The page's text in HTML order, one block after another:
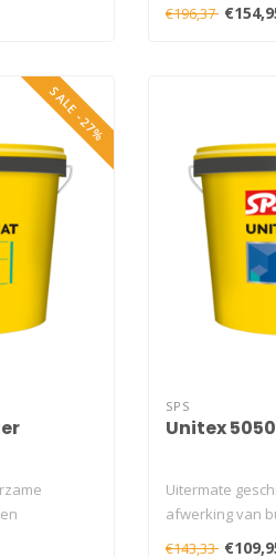
€196,37
SALE -27%
SPS
Unitex
Uitermate
afwerking van
binnenmuren.
€143,33